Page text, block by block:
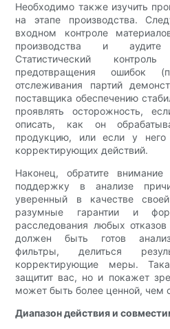
Необходимо также изучить
на этапе производства.
входном контроле
производства и аудите
Статистический
предотвращения ошибок
отслеживания партий
поставщика обеспечению
проявлять осторожность,
описать, как он
продукцию, или если у него
корректирующих действий.
Наконец, обратите
поддержку в анализе
уверенный в качестве
разумные гарантии и
расследования любых
должен быть готов
фильтры, делиться
корректирующие меры.
защитит вас, но и покажет
может быть более ценной, чем
Диапазон действия и